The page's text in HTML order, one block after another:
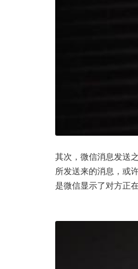
其次，微信消息发送
所发送来的消息，或
是微信显示了对方正